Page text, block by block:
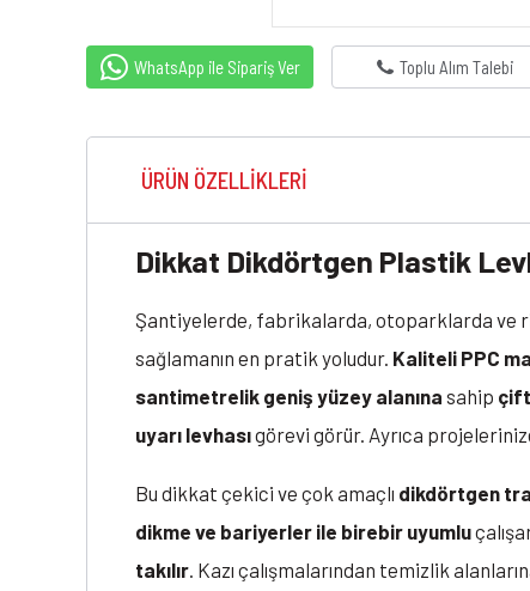
WhatsApp ile Sipariş Ver Toplu Alım Talebi
ÜRÜN ÖZELLIKLERI
Dikkat Dikdörtgen Plastik
Şantiyelerde, fabrikalarda, otoparklarda ve
sağlamanın en pratik yoludur. Kaliteli PPC
santimetrelik geniş yüzey alanına sahip
uyarı levhasıgörevi görür. Ayrıca
Bu dikkat çekici ve çok amaçlı dikdörtgen
dikme ve bariyerler ile birebir uyumlu
takılır. Kazı çalışmalarından temizlik